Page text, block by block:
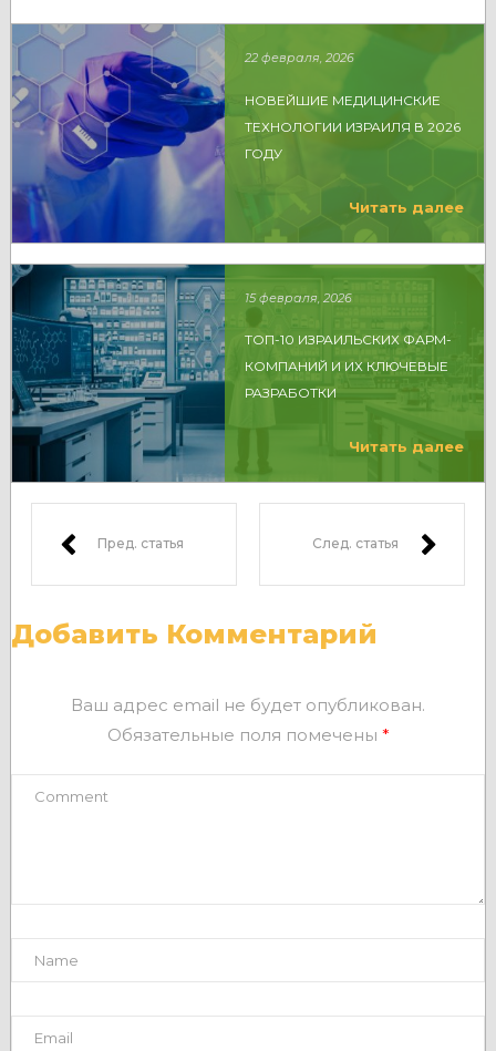
НОВЕЙШИЕ МЕДИЦИНСКИЕ
ТЕХНОЛОГИИ ИЗРАИЛЯ В 2026
ГОДУ
22 февраля, 2026
Читать далее
ТОП-10 ИЗРАИЛЬСКИХ ФАРМ-
КОМПАНИЙ И ИХ КЛЮЧЕВЫЕ
РАЗРАБОТКИ
15 февраля, 2026
Читать далее
Пред. статья След. статья
Добавить Комментарий
Ваш адрес email не будет опубликован.
Обязательные поля помечены *